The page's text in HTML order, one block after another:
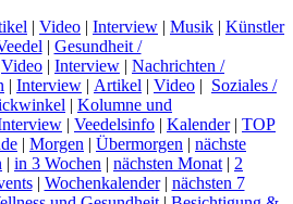
| Video | Interview | Musik | Künstler
| Gesundheit /
Video | Interview | Nachrichten /
| Interview | Artikel | Video | Soziales /
| Kolumne und
| Veedelsinfo | Kalender| TOP
| Morgen | Übermorgen | nächste
| in 3 Wochen | nächsten Monat | 2
| Wochenkalender| nächsten 7